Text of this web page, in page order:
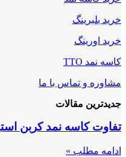
خرید بلبرینگ
خرید اورینگ
کاسه نمد TTO
مشاوره و تماس با ما
جدیدترین مقالات
تفاوت کاسه نمد کربن
ادامه مطلب »